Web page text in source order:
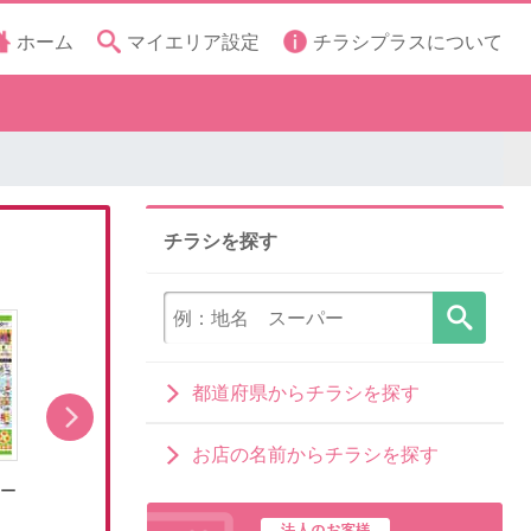
ホーム マイエリア設定 チラシプラスについて
チラシを探す
都道府県からチラシを探す
お店の名前からチラシを探す